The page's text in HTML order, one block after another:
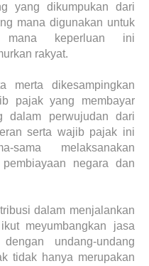
yang dikumpukan dari
mana digunakan untuk
mana keperluan ini
rakyat.
merta dikesampingkan
pajak yang membayar
dalam perwujudan dari
serta wajib pajak ini
sama melaksanakan
negara dan
dalam menjalankan
meyumbangkan jasa
undang-undang
tidak hanya merupakan